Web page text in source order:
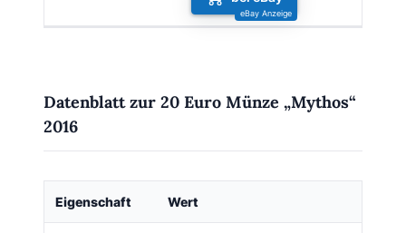
Datenblatt zur 20 Euro Münze „Mythos“
2016
Eigenschaft Wert